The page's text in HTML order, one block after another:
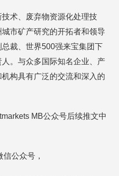
术、废弃物资源化处理技
市矿产研究的开拓者和领导
裁、世界500强来宝集团下
。与众多国际知名企业、产
构具有广泛的交流和深入的
MB公众号后续推文中
公众号，